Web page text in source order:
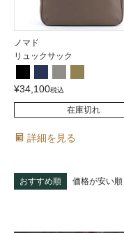
ノマド
リュックサック
¥34,100税込
在庫切れ
詳細を見る
おすすめ順 価格が安い順